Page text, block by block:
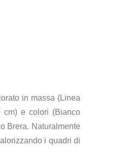
in massa (Linea
cm) e colori (Bianco
Brera. Naturalmente
i quadri di